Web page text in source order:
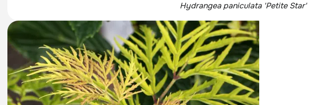
Hydrangea paniculata 'Petite Star'